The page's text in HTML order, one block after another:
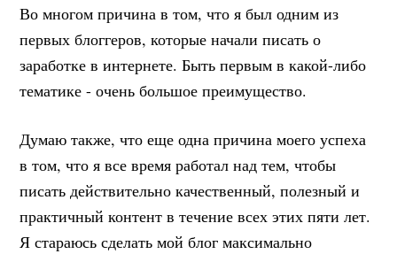
Во многом причина в том, что я был одним из
первых блоггеров, которые начали писать о
заработке в интернете. Быть первым в какой-либо
тематике - очень большое преимущество.
Думаю также, что еще одна причина моего успеха
в том, что я все время работал над тем, чтобы
писать действительно качественный, полезный и
практичный контент в течение всех этих пяти лет.
Я стараюсь сделать мой блог максимально